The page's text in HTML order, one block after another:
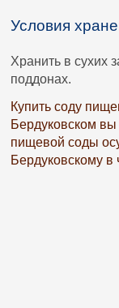
Условия
Хранить в сухих
поддонах.
Купить соду
Бердуковском вы
пищевой соды
Бердуковскому в